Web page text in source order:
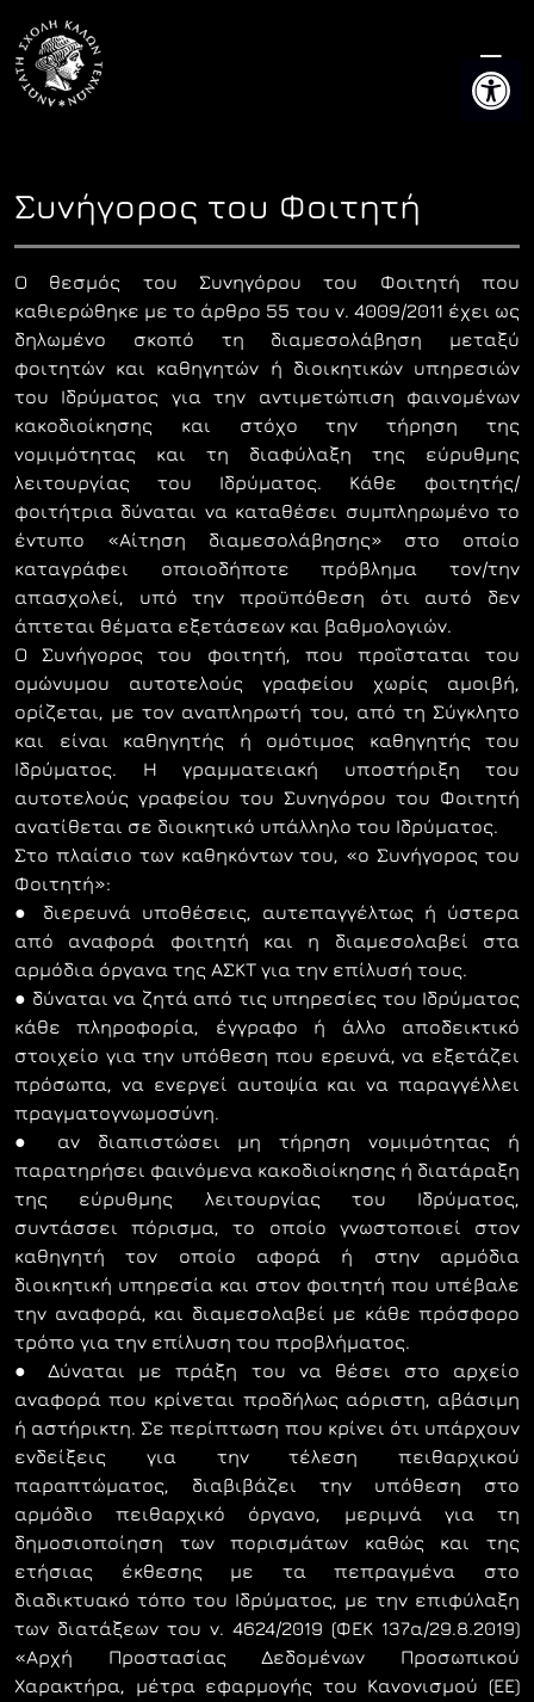
content
Συνήγορος του Φοιτητή
Ο θεσμός του Συνηγόρου του Φοιτητή που
καθιερώθηκε με το άρθρο 55 του ν. 4009/2011 έχει ως
δηλωμένο σκοπό τη διαμεσολάβηση μεταξύ
φοιτητών και καθηγητών ή διοικητικών υπηρεσιών
του Ιδρύματος για την αντιμετώπιση φαινομένων
κακοδιοίκησης και στόχο την τήρηση της
νομιμότητας και τη διαφύλαξη της εύρυθμης
λειτουργίας του Ιδρύματος. Κάθε φοιτητής/
φοιτήτρια δύναται να καταθέσει συμπληρωμένο το
έντυπο «Αίτηση διαμεσολάβησης» στο οποίο
καταγράφει οποιοδήποτε πρόβλημα τον/την
απασχολεί, υπό την προϋπόθεση ότι αυτό δεν
άπτεται θέματα εξετάσεων και βαθμολογιών.
Ο Συνήγορος του φοιτητή, που προΐσταται του
ομώνυμου αυτοτελούς γραφείου χωρίς αμοιβή,
ορίζεται, με τον αναπληρωτή του, από τη Σύγκλητο
και είναι καθηγητής ή ομότιμος καθηγητής του
Ιδρύματος. Η γραμματειακή υποστήριξη του
αυτοτελούς γραφείου του Συνηγόρου του Φοιτητή
ανατίθεται σε διοικητικό υπάλληλο του Ιδρύματος.
Στο πλαίσιο των καθηκόντων του, «ο Συνήγορος του
Φοιτητή»:
● διερευνά υποθέσεις, αυτεπαγγέλτως ή ύστερα
από αναφορά φοιτητή και η διαμεσολαβεί στα
αρμόδια όργανα της ΑΣΚΤ για την επίλυσή τους.
● δύναται να ζητά από τις υπηρεσίες του Ιδρύματος
κάθε πληροφορία, έγγραφο ή άλλο αποδεικτικό
στοιχείο για την υπόθεση που ερευνά, να εξετάζει
πρόσωπα, να ενεργεί αυτοψία και να παραγγέλλει
πραγματογνωμοσύνη.
● αν διαπιστώσει μη τήρηση νομιμότητας ή
παρατηρήσει φαινόμενα κακοδιοίκησης ή διατάραξη
της εύρυθμης λειτουργίας του Ιδρύματος,
συντάσσει πόρισμα, το οποίο γνωστοποιεί στον
καθηγητή τον οποίο αφορά ή στην αρμόδια
διοικητική υπηρεσία και στον φοιτητή που υπέβαλε
την αναφορά, και διαμεσολαβεί με κάθε πρόσφορο
τρόπο για την επίλυση του προβλήματος.
● Δύναται με πράξη του να θέσει στο αρχείο
αναφορά που κρίνεται προδήλως αόριστη, αβάσιμη
ή αστήρικτη. Σε περίπτωση που κρίνει ότι υπάρχουν
ενδείξεις για την τέλεση πειθαρχικού
παραπτώματος, διαβιβάζει την υπόθεση στο
αρμόδιο πειθαρχικό όργανο, μεριμνά για τη
δημοσιοποίηση των πορισμάτων καθώς και της
ετήσιας έκθεσης με τα πεπραγμένα στο
διαδικτυακό τόπο του Ιδρύματος, με την επιφύλαξη
των διατάξεων του ν. 4624/2019 (ΦΕΚ 137α/29.8.2019)
«Αρχή Προστασίας Δεδομένων Προσωπικού
Χαρακτήρα, μέτρα εφαρμογής του Κανονισμού (ΕΕ)